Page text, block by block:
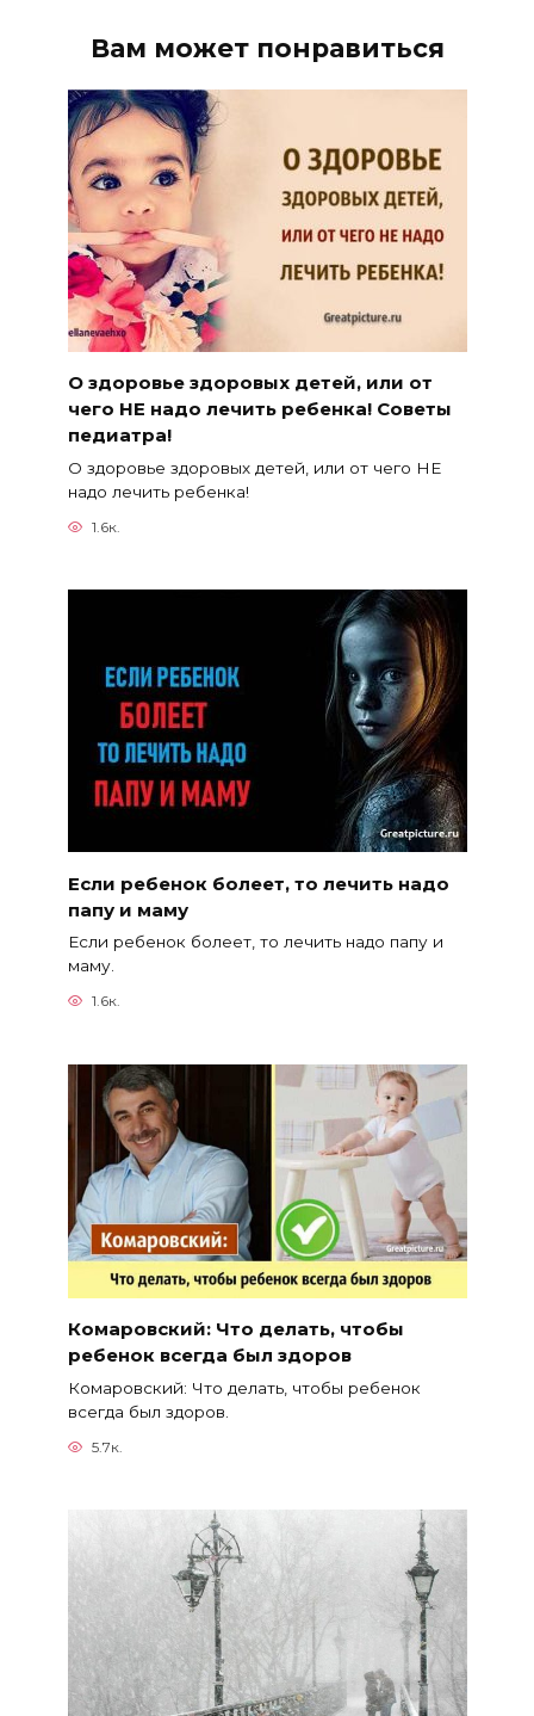
Вам может понравиться
О здоровье здоровых детей, или от
чего НЕ надо лечить ребенка! Советы
педиатра!
О здоровье здоровых детей, или от чего НЕ
надо лечить ребенка!
1.6к.
Если ребенок болеет, то лечить надо
папу и маму
Если ребенок болеет, то лечить надо папу и
маму.
1.6к.
Комаровский: Что делать, чтобы
ребенок всегда был здоров
Комаровский: Что делать, чтобы ребенок
всегда был здоров.
5.7к.